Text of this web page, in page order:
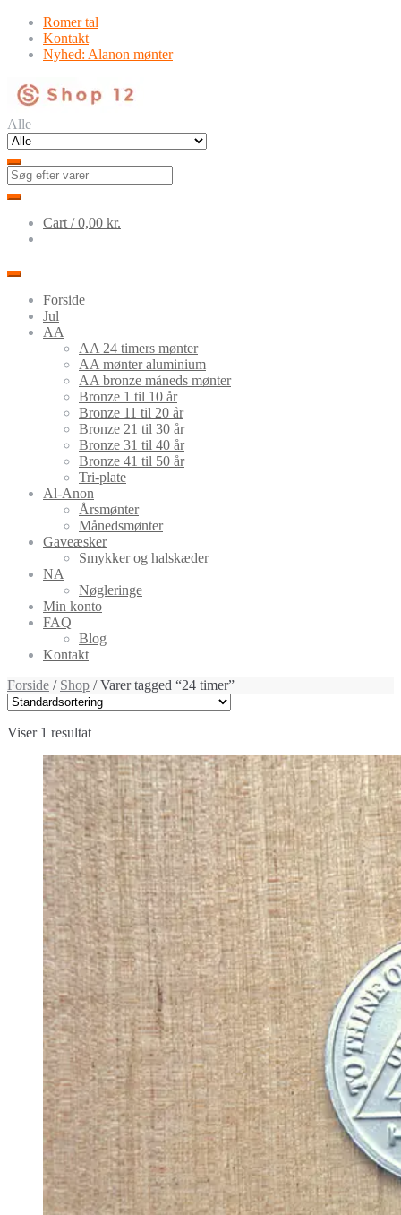
Skip
navigation
Skip
content
Romer tal
Kontakt
Nyhed: Alanon mønter
Alle
Cart /0,00 kr.
Forside
Jul
AA
AA 24 timers mønter
AA mønter aluminium
AA bronze måneds mønter
Bronze 1 til 10 år
Bronze 11 til 20 år
Bronze 21 til 30 år
Bronze 31 til 40 år
Bronze 41 til 50 år
Tri-plate
Al-Anon
Årsmønter
Månedsmønter
Gaveæsker
Smykker og halskæder
NA
Nøgleringe
Min konto
FAQ
Blog
Kontakt
Forside / Shop / Varer tagged “24 timer”
Viser 1 resultat